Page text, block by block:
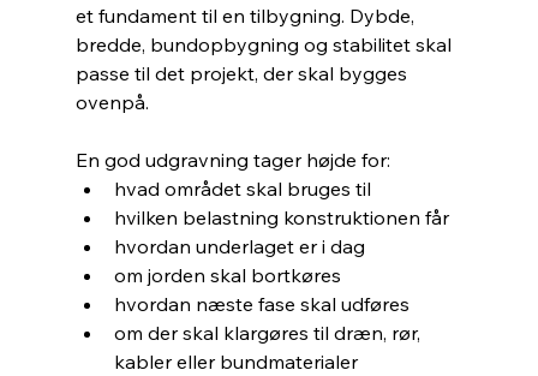
et fundament til en tilbygning. Dybde,
bredde, bundopbygning og stabilitet skal
passe til det projekt, der skal bygges
ovenpå.
En god udgravning tager højde for:
hvad området skal bruges til
hvilken belastning konstruktionen får
hvordan underlaget er i dag
om jorden skal bortkøres
hvordan næste fase skal udføres
om der skal klargøres til dræn, rør,
kabler eller bundmaterialer